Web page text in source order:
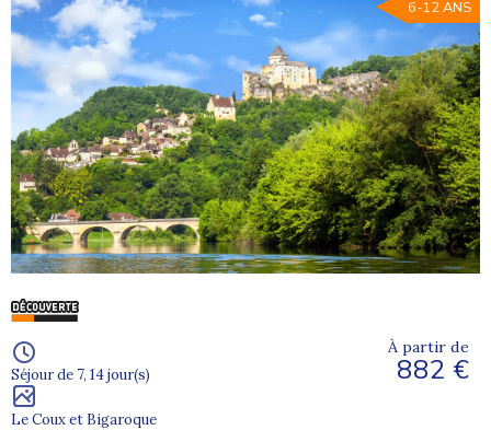
6-12 ANS
Séjour de 7, 14 jour(s)
Le Coux et Bigaroque
À partir de
882 €